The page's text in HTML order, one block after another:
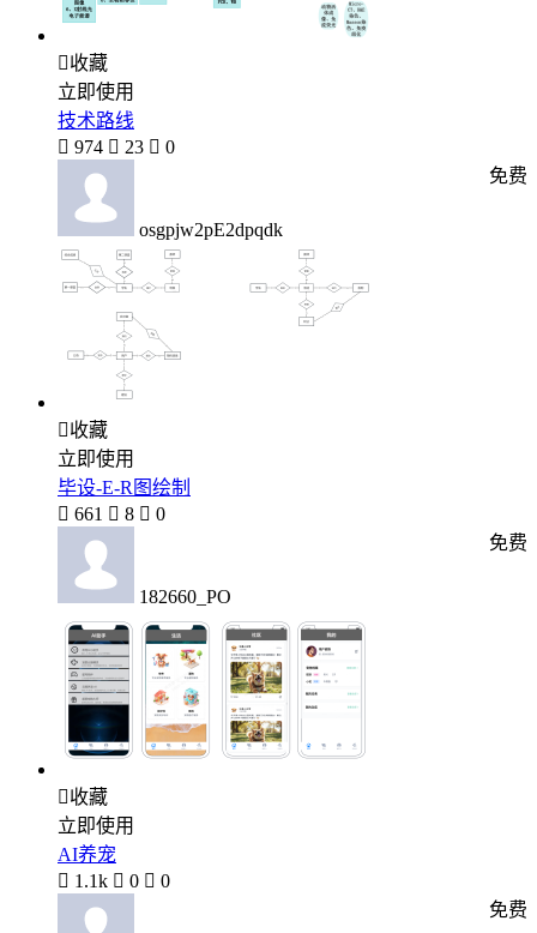
收藏
立即使用
技术路线
 974  23  0
osgpjw2pE2dpqdk
免费
收藏
立即使用
毕设-E-R图绘制
 661  8  0
182660_PO
免费
收藏
立即使用
AI养宠
 1.1k  0  0
免费